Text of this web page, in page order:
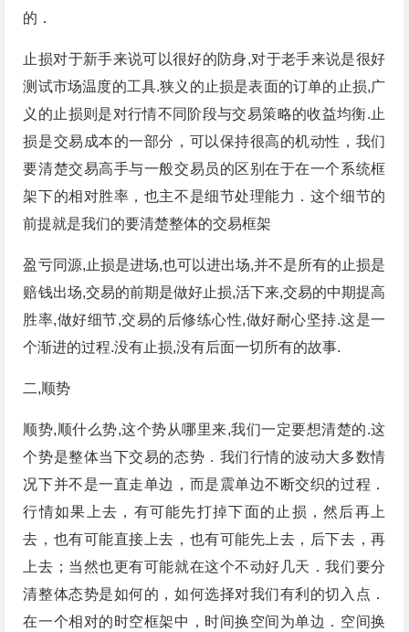
的．
止损对于新手来说可以很好的防身,对于老手来说是很好
测试市场温度的工具.狭义的止损是表面的订单的止损,广
义的止损则是对行情不同阶段与交易策略的收益均衡.止
损是交易成本的一部分，可以保持很高的机动性，我们
要清楚交易高手与一般交易员的区别在于在一个系统框
架下的相对胜率，也主不是细节处理能力．这个细节的
前提就是我们的要清楚整体的交易框架
盈亏同源,止损是进场,也可以进出场,并不是所有的止损是
赔钱出场,交易的前期是做好止损,活下来,交易的中期提高
胜率,做好细节,交易的后修练心性,做好耐心坚持.这是一
个渐进的过程.没有止损,没有后面一切所有的故事.
二,顺势
顺势,顺什么势,这个势从哪里来,我们一定要想清楚的.这
个势是整体当下交易的态势．我们行情的波动大多数情
况下并不是一直走单边，而是震单边不断交织的过程．
行情如果上去，有可能先打掉下面的止损，然后再上
去，也有可能直接上去，也有可能先上去，后下去，再
上去；当然也更有可能就在这个不动好几天．我们要分
清整体态势是如何的，如何选择对我们有利的切入点．
在一个相对的时空框架中，时间换空间为单边．空间换